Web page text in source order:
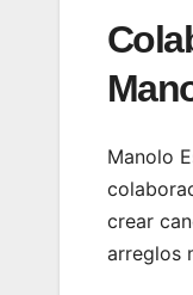
Manolo
crear
arreglos